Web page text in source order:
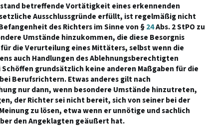
betreffende Vortätigkeit eines erkennenden
Ausschlussgründe erfüllt, ist regelmäßig nicht
des Richters im Sinne von §24Abs. 2 StPO zu
Umstände hinzukommen, die diese Besorgnis
die Verurteilung eines Mittäters, selbst wenn die
auch Handlungen des Ablehnungsberechtigten
grundsätzlich keine anderen Maßgaben für die
Berufsrichtern. Etwas anderes gilt nach
nur dann, wenn besondere Umstände hinzutreten,
der Richter sei nicht bereit, sich von seiner bei der
zu lösen, etwa wenn er unnötige und sachlich
den Angeklagten geäußert hat.